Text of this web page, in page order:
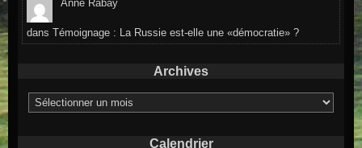
Anne Rabay
dansTémoignage : La Russie est-elle une «démocratie» ?
Archives
Archives
Calendrier